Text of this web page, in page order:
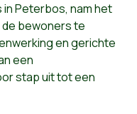
in Peterbos, nam het
bewoners te
en gerichte
een
stap uit tot een